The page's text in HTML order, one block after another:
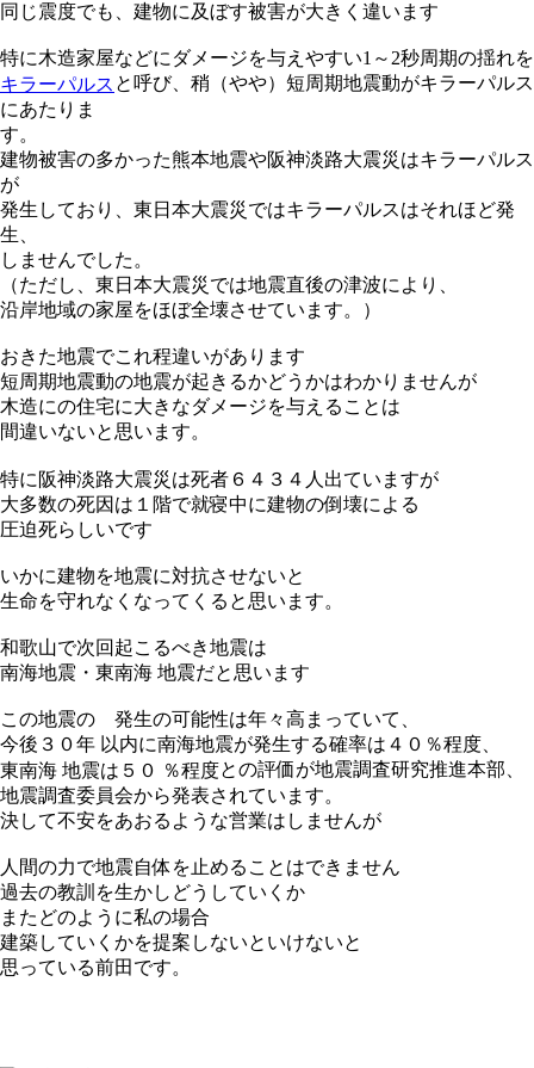
同じ震度でも、建物に及ぼす被害が大きく違います
特に木造家屋などにダメージを与えやすい1～2秒周期の揺れを
キラーパルス と呼び、稍（やや）短周期地震動がキラーパルス
にあたりま
す。
建物被害の多かった熊本地震や阪神淡路大震災はキラーパルス
が
発生しており、東日本大震災ではキラーパルスはそれほど発
生、
しませんでした。
（ただし、東日本大震災では地震直後の津波により、
沿岸地域の家屋をほぼ全壊させています。）
おきた地震でこれ程違いがあります
短周期地震動の地震が起きるかどうかはわかりませんが
木造にの住宅に大きなダメージを与えることは
間違いないと思います。
特に阪神淡路大震災は死者６４３４人出ていますが
大多数の死因は１階で就寝中に建物の倒壊による
圧迫死らしいです
いかに建物を地震に対抗させないと
生命を守れなくなってくると思います。
和歌山で次回起こるべき地震は
南海地震・東南海 地震だと思います
この地震の 発生の可能性は年々高まっていて、
今後３０年 以内に南海地震が発生する確率は４０％程度、
東南海 地震は５０ ％程度との評価が地震調査研究推進本部、
地震調査委員会から発表されています。
決して不安をあおるような営業はしませんが
人間の力で地震自体を止めることはできません
過去の教訓を生かしどうしていくか
またどのように私の場合
建築していくかを提案しないといけないと
思っている前田です。